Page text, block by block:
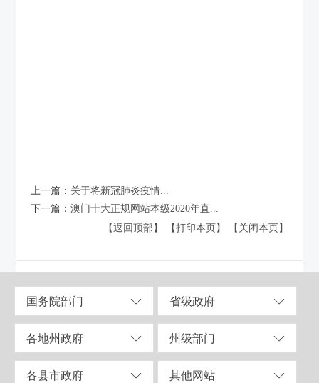
上一篇： 关于将新冠肺炎疫情...
下一篇：澳门十大正规网站本级2020年直...
【返回顶部】
【打印本页】 【关闭本页】
国务院部门 省级政府
各地州政府 州级部门
各县市政府 其他网站